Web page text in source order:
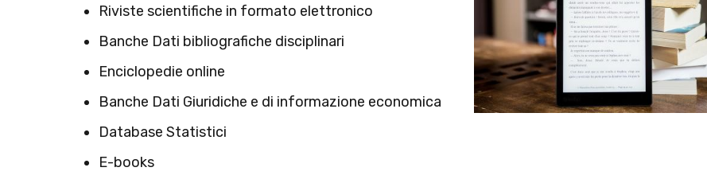
Riviste scientifiche in formato elettronico
Banche Dati bibliografiche disciplinari
Enciclopedie online
Banche Dati Giuridiche e di informazione economica
Database Statistici
E-books